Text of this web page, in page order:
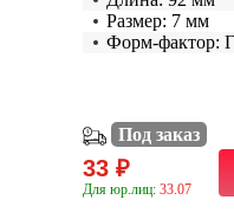
Размер: 7 мм
Форм-фактор:
Под заказ
33 ₽
Для юр.лиц: 33.07